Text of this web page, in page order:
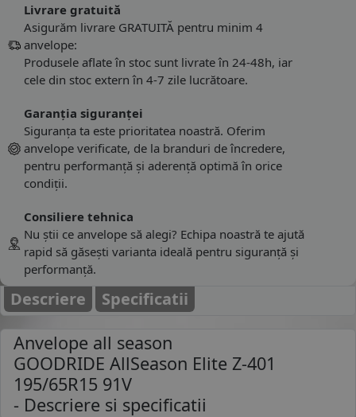
Livrare gratuită
Asigurăm livrare GRATUITĂ pentru minim 4
anvelope:
Produsele aflate în stoc sunt livrate în 24-48h, iar
cele din stoc extern în 4-7 zile lucrătoare.
Garanția siguranței
Siguranța ta este prioritatea noastră. Oferim
anvelope verificate, de la branduri de încredere,
pentru performanță și aderență optimă în orice
condiții.
Consiliere tehnica
Nu știi ce anvelope să alegi? Echipa noastră te ajută
rapid să găsești varianta ideală pentru siguranță și
performanță.
Descriere Specificatii
Anvelope all season
GOODRIDE AllSeason Elite Z-401
195/65R15 91V
- Descriere si specificatii